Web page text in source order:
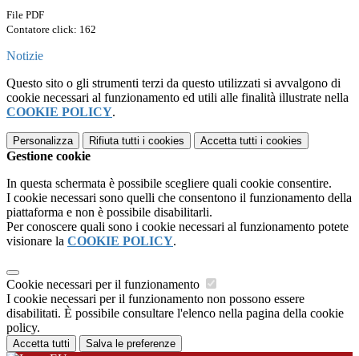
File PDF
Contatore click: 162
Notizie
Questo sito o gli strumenti terzi da questo utilizzati si avvalgono di
cookie necessari al funzionamento ed utili alle finalità illustrate nella
COOKIE POLICY.
Personalizza Rifiuta tutti i cookies Accetta tutti i cookies
Gestione cookie
In questa schermata è possibile scegliere quali cookie consentire.
I cookie necessari sono quelli che consentono il funzionamento della
piattaforma e non è possibile disabilitarli.
Per conoscere quali sono i cookie necessari al funzionamento potete
visionare la COOKIE POLICY.
Cookie necessari per il funzionamento
I cookie necessari per il funzionamento non possono essere
disabilitati. È possibile consultare l'elenco nella pagina della cookie
policy.
Accetta tutti Salva le preferenze